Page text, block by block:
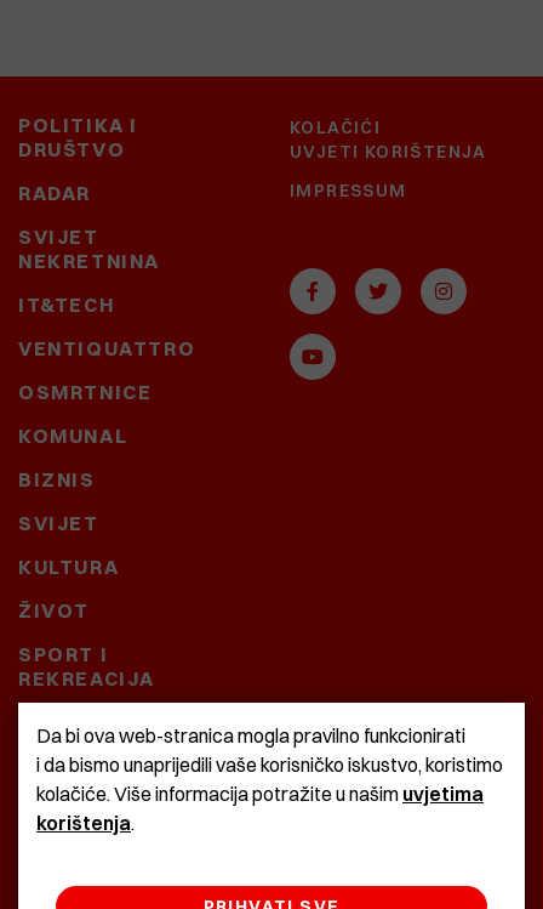
POLITIKA I
DRUŠTVO
RADAR
SVIJET
NEKRETNINA
IT&TECH
VENTIQUATTRO
OSMRTNICE
KOMUNAL
BIZNIS
SVIJET
KULTURA
ŽIVOT
SPORT I
REKREACIJA
CRNA KRONIKA
BAŠTARDINI I PRAVI
KRASNA ZEMLJA
KOLAČIĆI
UVJETI KORIŠTENJA
IMPRESSUM
Da bi ova web-stranica mogla pravilno funkcionirati
i da bismo unaprijedili vaše korisničko iskustvo, koristimo
kolačiće. Više informacija potražite u našim uvjetima
korištenja.